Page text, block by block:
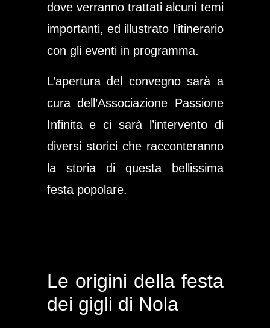
dove verranno trattati alcuni temi
importanti, ed illustrato l’itinerario
con gli eventi in programma.
L’apertura del convegno sarà a
cura dell’Associazione Passione
Infinita e ci sarà l’intervento di
diversi storici che racconteranno
la storia di questa bellissima
festa popolare.
Le origini della festa
dei gigli di Nola